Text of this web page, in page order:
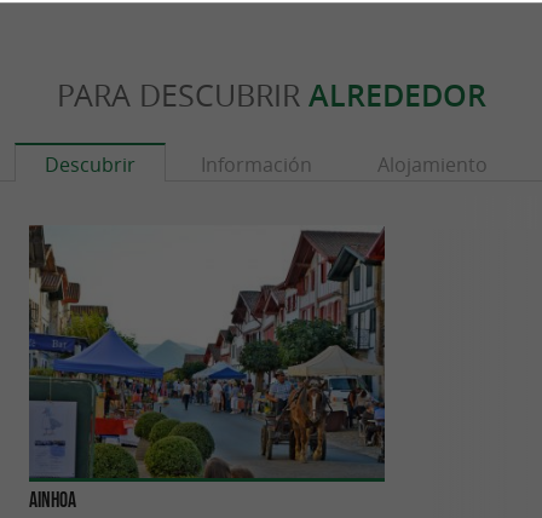
PARA DESCUBRIR ALREDEDOR
Descubrir Información Alojamiento
Ainhoa